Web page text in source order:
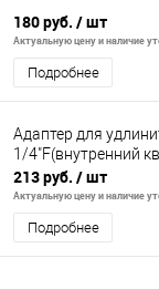
180 руб. / шт
Актуальную цену и наличие
Подробнее
Адаптер для
1/4"F(внутренний
213 руб. / шт
Актуальную цену и наличие
Подробнее